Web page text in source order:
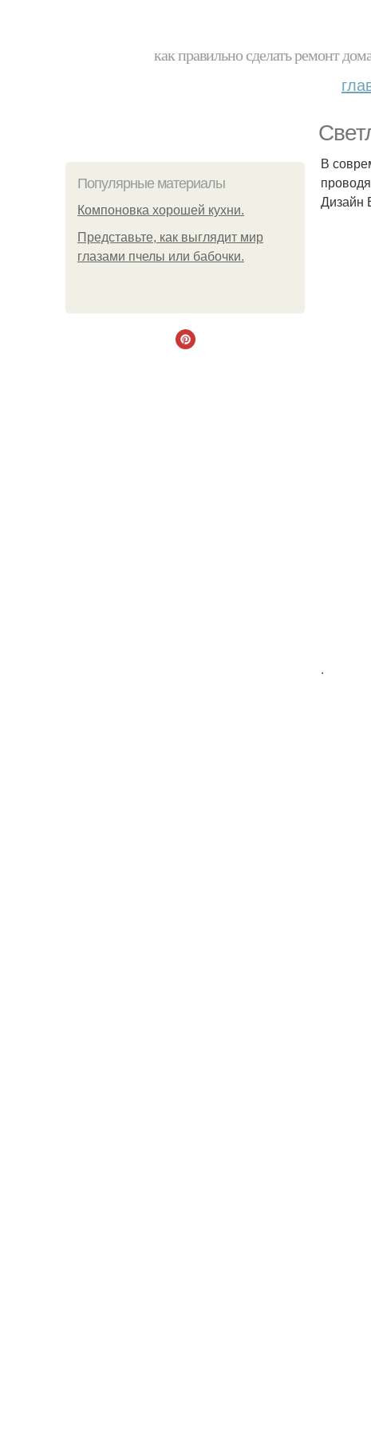
как правильно сделать ремонт
Популярные материалы
Компоновка хорошей кухни.
Представьте, как выглядит мир
глазами пчелы или бабочки.
В
Дизайн
.